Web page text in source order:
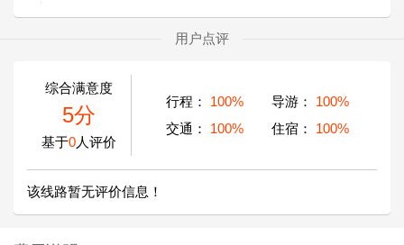
用户点评
综合满意度
5分
基于0人评价
行程： 100% 导游：
100%
交通：
100% 住宿： 100%
该线路暂无评价信息！